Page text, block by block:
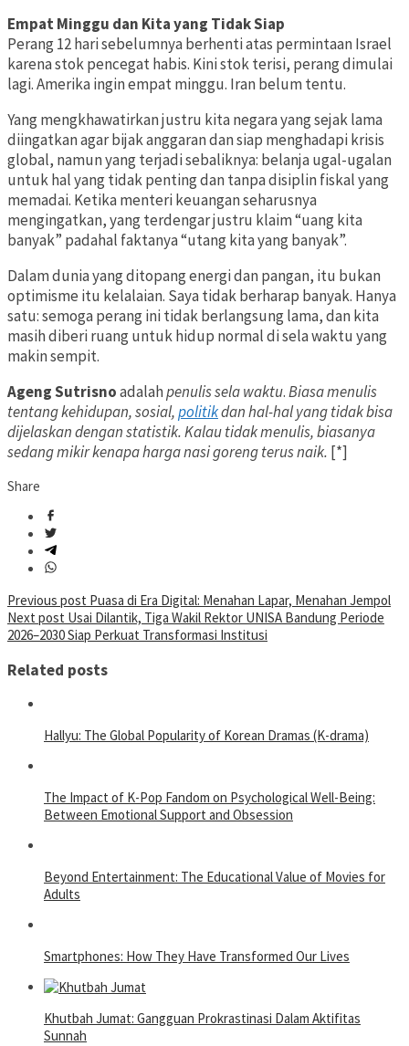
Empat Minggu dan Kita yang Tidak Siap
Perang 12 hari sebelumnya berhenti atas permintaan Israel
karena stok pencegat habis. Kini stok terisi, perang dimulai
lagi. Amerika ingin empat minggu. Iran belum tentu.
Yang mengkhawatirkan justru kita negara yang sejak lama
diingatkan agar bijak anggaran dan siap menghadapi krisis
global, namun yang terjadi sebaliknya: belanja ugal-ugalan
untuk hal yang tidak penting dan tanpa disiplin fiskal yang
memadai. Ketika menteri keuangan seharusnya
mengingatkan, yang terdengar justru klaim “uang kita
banyak” padahal faktanya “utang kita yang banyak”.
Dalam dunia yang ditopang energi dan pangan, itu bukan
optimisme itu kelalaian. Saya tidak berharap banyak. Hanya
satu: semoga perang ini tidak berlangsung lama, dan kita
masih diberi ruang untuk hidup normal di sela waktu yang
makin sempit.
Ageng Sutrisnoadalahpenulis sela waktu.Biasa menulis
tentang kehidupan, sosial,politikdan hal-hal yang tidak bisa
dijelaskan dengan statistik. Kalau tidak menulis, biasanya
sedang mikir kenapa harga nasi goreng terus naik. [*]
Share
Post
navigation
Previous post Puasa di Era Digital: Menahan Lapar, Menahan Jempol
Next post Usai Dilantik, Tiga Wakil Rektor UNISA Bandung Periode
2026–2030 Siap Perkuat Transformasi Institusi
Related posts
Hallyu: The Global Popularity of Korean Dramas (K-drama)
The Impact of K-Pop Fandom on Psychological Well-Being:
Between Emotional Support and Obsession
Beyond Entertainment: The Educational Value of Movies for
Adults
Smartphones: How They Have Transformed Our Lives
Khutbah Jumat: Gangguan Prokrastinasi Dalam Aktifitas
Sunnah